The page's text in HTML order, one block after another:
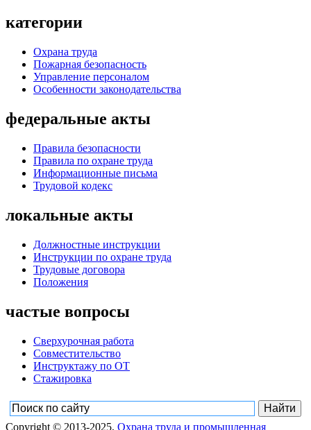
категории
Охрана труда
Пожарная безопасность
Управление персоналом
Особенности законодательства
федеральные акты
Правила безопасности
Правила по охране труда
Информационные письма
Трудовой кодекс
локальные акты
Должностные инструкции
Инструкции по охране труда
Трудовые договора
Положения
частые вопросы
Сверхурочная работа
Совместительство
Инструктажу по ОТ
Стажировка
Copyright © 2013-2025, Охрана труда и промышленная